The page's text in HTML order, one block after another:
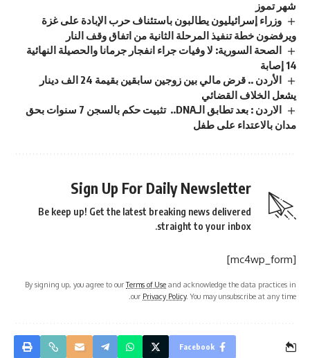
شهر تموز
وزراء إسرائيليون يطالبون باستئناف حرب الإبادة على غزة
ويرفضون خطة تنفيذ المرحلة الثانية من اتفاق وقف النار
الصحة السورية: لا وفيات جراء انفجار جرمانا والحصيلة النهائية
14 إصابة
الأردن .. قرض مالي بين زوجين سابقين بقيمة 24 الف دينار
يشعل الخلاف القضائي
الاردن : بعد تطابق الـDNA.. تثبيت حكم بالسجن 7 سنوات بحق
مدان بالاعتداء على طفل
Sign Up For Daily Newsletter
Be keep up! Get the latest breaking news delivered
straight to your inbox.
[mc4wp_form]
By signing up, you agree to ourTerms of Use and acknowledge the data practices in
our Privacy Policy. You may unsubscribe at any time.
Facebook